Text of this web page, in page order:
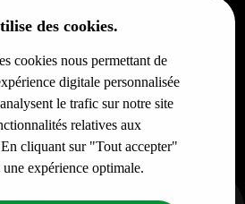
des cookies.
cookies nous permettant de
digitale personnalisée
le trafic sur notre site
relatives aux
cliquant sur "Tout accepter"
expérience optimale.